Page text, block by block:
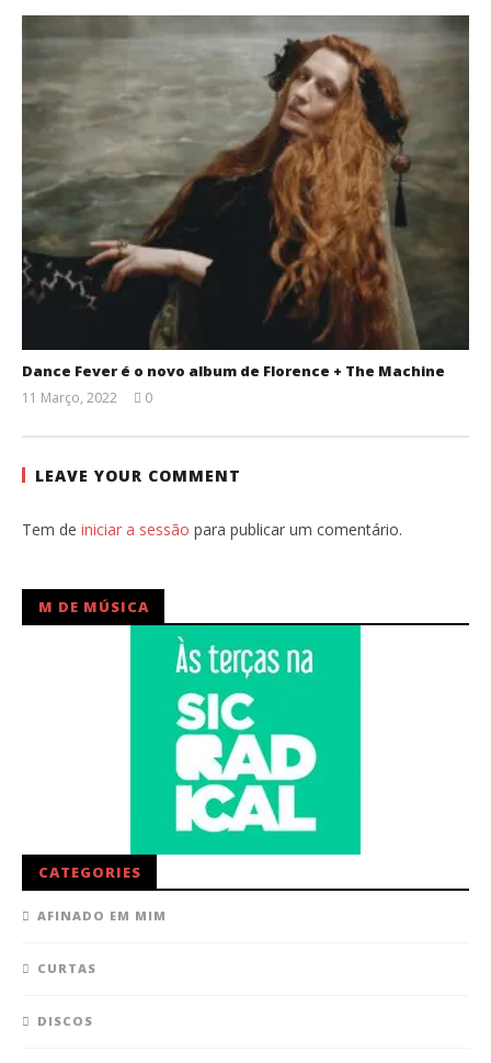
Dance Fever é o novo album de Florence + The Machine
11 Março, 2022
Ventura
0
LEAVE YOUR COMMENT
Tem de iniciar a sessão para publicar um comentário.
M DE MÚSICA
CATEGORIES
AFINADO EM MIM
CURTAS
DISCOS